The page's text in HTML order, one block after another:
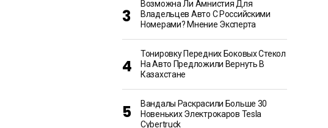
Возможна Ли Амнистия Для
Владельцев Авто С Российскими
Номерами? Мнение Эксперта
Тонировку Передних Боковых Стекол
На Авто Предложили Вернуть В
Казахстане
Вандалы Раскрасили Больше 30
Новеньких Электрокаров Tesla
Cybertruck